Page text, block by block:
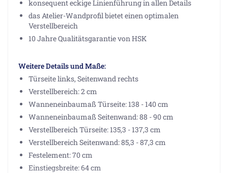
konsequent eckige Linienführung in allen Details
das Atelier-Wandprofil bietet einen optimalen
Verstellbereich
10 Jahre Qualitätsgarantie von HSK
Weitere Details und Maße:
Türseite links, Seitenwand rechts
Verstellbereich: 2 cm
Wanneneinbaumaß Türseite: 138 - 140 cm
Wanneneinbaumaß Seitenwand: 88 - 90 cm
Verstellbereich Türseite: 135,3 - 137,3 cm
Verstellbereich Seitenwand: 85,3 - 87,3 cm
Festelement: 70 cm
Einstiegsbreite: 64 cm